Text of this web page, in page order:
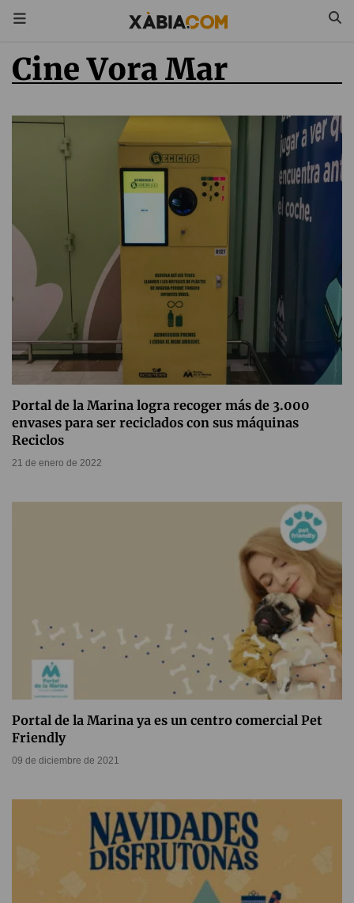
Cine Vora Mar
Portal de la Marina logra recoger más de 3.000
envases para ser reciclados con sus máquinas
Reciclos
21 de enero de 2022
Portal de la Marina ya es un centro comercial Pet
Friendly
09 de diciembre de 2021